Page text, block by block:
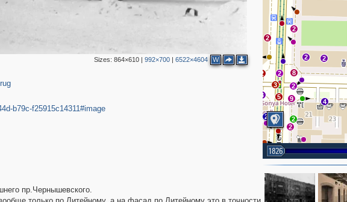
Sizes: 864×610| 992×700| 6522×4604 W
b79c-f25915c14311#image
2
3
3
5
9
2
2
2
2
4
2
8
2
2
2
2
2
1826
пр.Чернышевского.